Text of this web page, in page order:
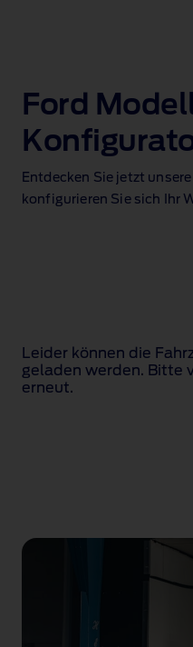
Ford
Entdecken Sie jetzt
konfigurieren Sie sich Ihr
Leider können die
geladen werden. Bitte
erneut.